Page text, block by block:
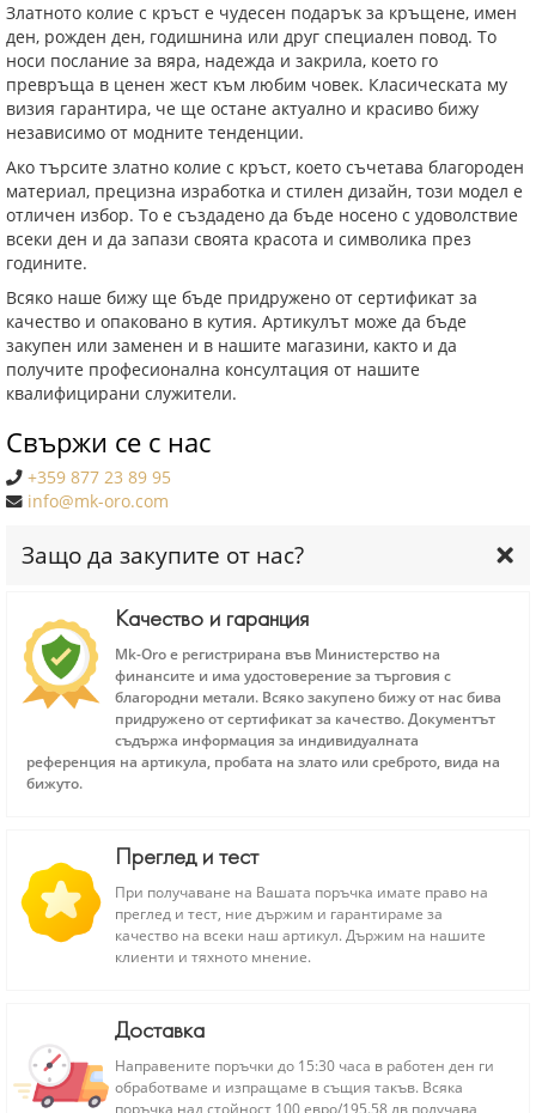
Златното колие с кръст е чудесен подарък за кръщене, имен
ден, рожден ден, годишнина или друг специален повод. То
носи послание за вяра, надежда и закрила, което го
превръща в ценен жест към любим човек. Класическата му
визия гарантира, че ще остане актуално и красиво бижу
независимо от модните тенденции.
Ако търсите златно колие с кръст, което съчетава благороден
материал, прецизна изработка и стилен дизайн, този модел е
отличен избор. То е създадено да бъде носено с удоволствие
всеки ден и да запази своята красота и символика през
годините.
Всяко наше бижу ще бъде придружено от сертификат за
качество и опаковано в кутия. Артикулът може да бъде
закупен или заменен и в нашите магазини, както и да
получите професионална консултация от нашите
квалифицирани служители.
Свържи се с нас
+359 877 23 89 95
info@mk-oro.com
Защо да закупите от нас?
Качество и гаранция
Mk-Oro е регистрирана във Министерство на
финансите и има удостоверение за търговия с
благородни метали. Всяко закупено бижу от нас бива
придружено от сертификат за качество. Документът
съдържа информация за индивидуалната
референция на артикула, пробата на злато или среброто, вида на
бижуто.
Преглед и тест
При получаване на Вашата поръчка имате право на
преглед и тест, ние държим и гарантираме за
качество на всеки наш артикул. Държим на нашите
клиенти и тяхното мнение.
Доставка
Направените поръчки до 15:30 часа в работен ден ги
обработваме и изпращаме в същия такъв. Всяка
поръчка над стойност 100 евро/195.58 лв получава